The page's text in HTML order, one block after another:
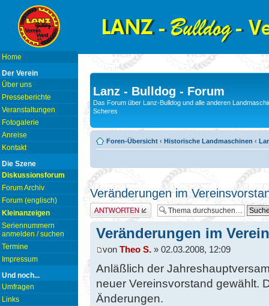
Home
Der Verein
Über uns
Presseberichte
Veranstaltungen
Fotogalerie
Anreise
Kontakt
Die Szene
Diskussionsforum
Forum Archiv
Forum (englisch)
Kleinanzeigen
Seriennummern
anmelden / suchen
Termine
Impressum
Und noch...
Umfragen
Links
Lanz - Bulldog - Forum
Das Forum über Lanz-Bulldog und alle anderen
Scheres
Foren-Übersicht ‹ Historische Landmaschinen ‹
Veränderungen im
Antwort erstellen
Veränderungen im
von Theo S. » 02.03.2008, 12:09
Anläßlich der
neuer Vereinsvorstand gewählt.
Änderungen.